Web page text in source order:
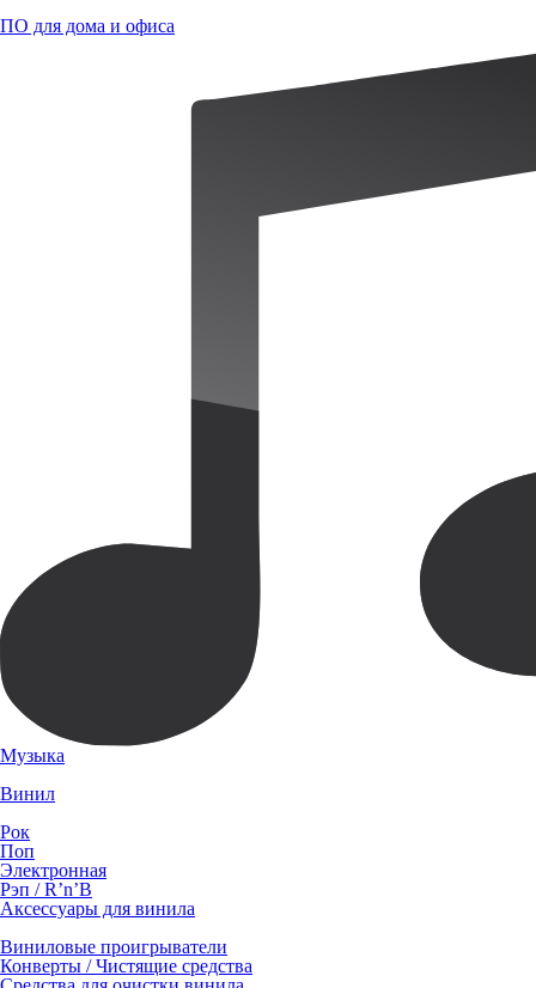
ПО для дома и офиса
Музыка
Винил
Рок
Поп
Электронная
Рэп / R’n’B
Аксессуары для винила
Виниловые проигрыватели
Конверты / Чистящие средства